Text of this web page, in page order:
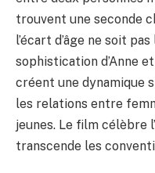
trouvent une seconde
l’écart d’âge ne soit
sophistication d’Anne
créent une dynamique
les relations entre
jeunes. Le film célèbre
transcende les